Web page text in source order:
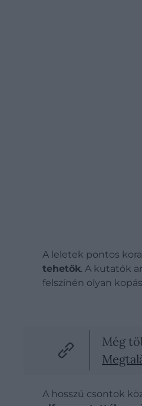
A leletek pontos
tehetők. A kutatók
felszínén olyan
Még
A hosszú csontok